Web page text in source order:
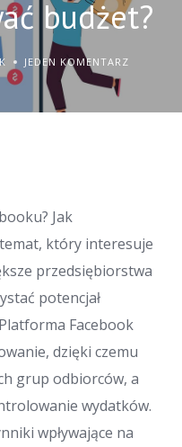
budżet?
JEDEN KOMENTARZ
Jak
który interesuje
przedsiębiorstwa
potencjał
Facebook
dzięki czemu
grup odbiorców, a
wydatków.
wpływające na